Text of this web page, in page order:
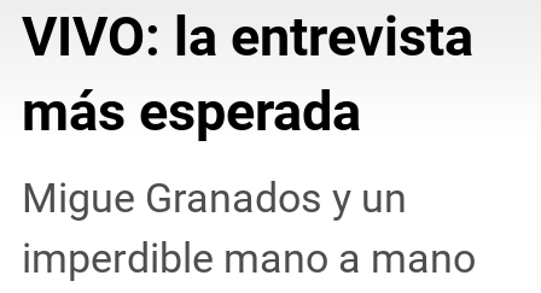
VIVO: la entrevista
más esperada
Migue Granados y un
imperdible mano a mano